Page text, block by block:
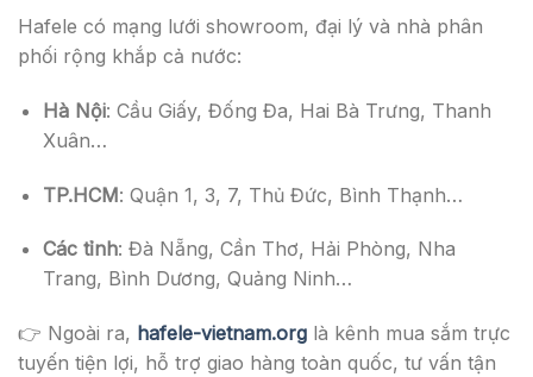
Hafele có mạng lưới showroom, đại lý và nhà phân
phối rộng khắp cả nước:
Hà Nội: Cầu Giấy, Đống Đa, Hai Bà Trưng, Thanh
Xuân…
TP.HCM: Quận 1, 3, 7, Thủ Đức, Bình Thạnh…
Các tỉnh: Đà Nẵng, Cần Thơ, Hải Phòng, Nha
Trang, Bình Dương, Quảng Ninh…
👉 Ngoài ra, hafele-vietnam.org là kênh mua sắm trực
tuyến tiện lợi, hỗ trợ giao hàng toàn quốc, tư vấn tận